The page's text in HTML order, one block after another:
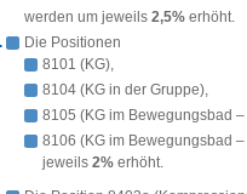
werden um jeweils 2,5% erhöht.
Die Positionen
8101 (KG),
8104 (KG in der Gruppe),
8105 (KG im Bewegungsbad
8106 (KG im Bewegungsbad
jeweils 2% erhöht.